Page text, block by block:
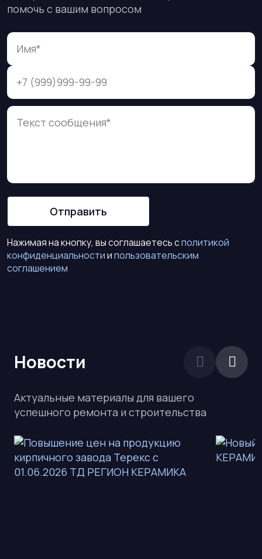
помочь с вашим вопросом
Отправить
Нажимая на кнопку, вы соглашаетесь сполитикой
конфиденциальностиипользовательским
соглашением
Новости
Актуальные материалы для вашего
успешного ремонта и строительства